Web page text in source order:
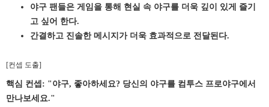
야구 팬들은 게임을 통해 현실 속 야구를 더욱 깊이 있게 즐기
고 싶어 한다.
간결하고 진솔한 메시지가 더욱 효과적으로 전달된다.
[컨셉 도출]
핵심 컨셉: "야구, 좋아하세요? 당신의 야구를 컴투스 프로야구에서
만나보세요."